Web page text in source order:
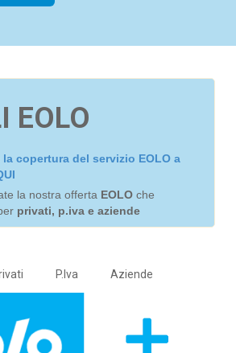
EOLO
copertura del servizio EOLO a
la nostra offerta EOLO che
privati, p.iva e aziende
P.Iva Aziende